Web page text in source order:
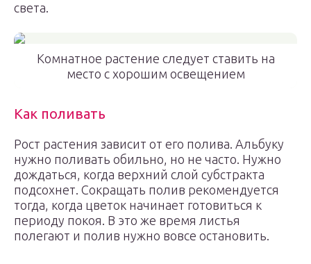
света.
Комнатное растение следует ставить на
место с хорошим освещением
Как поливать
Рост растения зависит от его полива. Альбуку
нужно поливать обильно, но не часто. Нужно
дождаться, когда верхний слой субстракта
подсохнет. Сокращать полив рекомендуется
тогда, когда цветок начинает готовиться к
периоду покоя. В это же время листья
полегают и полив нужно вовсе остановить.